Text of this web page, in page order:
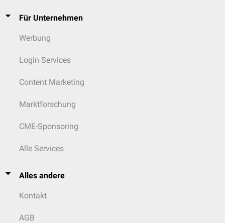
Für Unternehmen
Werbung
Login Services
Content Marketing
Marktforschung
CME-Sponsoring
Alle Services
Alles andere
Kontakt
AGB